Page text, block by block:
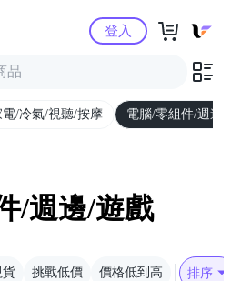
Yahoo購物中心
登入
電/冷氣/視聽/按摩 電腦/零組件/週邊/
/週邊/遊戲
貨 挑戰低價 價格低到高 排序